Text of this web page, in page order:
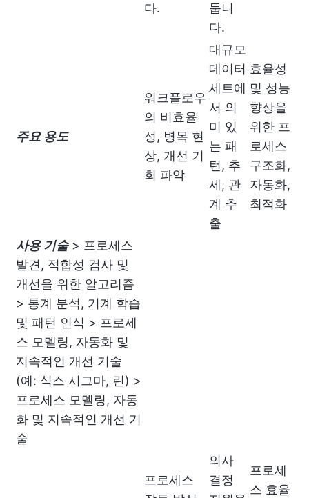
다.
둡니
다.
주요 용도
워크플로우
의 비효율
성, 병목 현
상, 개선 기
회 파악
대규모
데이터
세트에
서 의
미 있
는 패
턴, 추
세, 관
계 추
출
효율성
및 성능
향상을
위한 프
로세스
구조화,
자동화,
최적화
사용 기술> 프로세스
발견, 적합성 검사 및
개선을 위한 알고리즘
> 통계 분석, 기계 학습
및 패턴 인식 > 프로세
스 모델링, 자동화 및
지속적인 개선 기술
(예: 식스 시그마, 린) >
프로세스 모델링, 자동
화 및 지속적인 개선 기
술
프로세스
의사
결정
프로세
스 효율